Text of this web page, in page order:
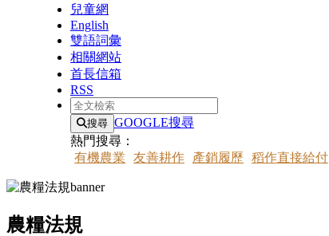
兒童網
English
雙語詞彙
相關網站
首長信箱
RSS
全文檢索
搜尋 GOOGLE搜尋
熱門搜尋：
有機農業
友善耕作 產銷履歷 稻作直接給付
農糧法規